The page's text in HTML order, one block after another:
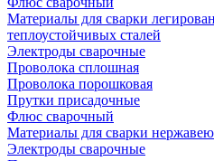
Материалы для сварки
теплоустойчивых сталей
Электроды сварочные
Проволока сплошная
Проволока порошковая
Прутки присадочные
Флюс сварочный
Материалы для сварки
Электроды сварочные